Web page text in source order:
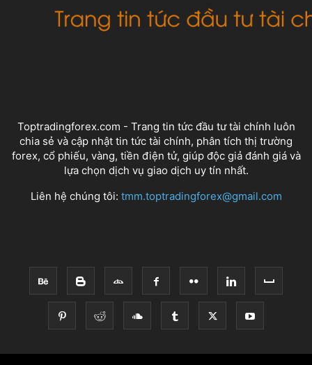
Toptradingforex.com - Trang tin tức đầu tư tài chính luôn
chia sẻ và cập nhật tin tức tài chính, phân tích thị trường
forex, cổ phiếu, vàng, tiền điện tử, giúp độc giả đánh giá và
lựa chọn dịch vụ giao dịch uy tín nhất.
Liên hệ chúng tôi: tmm.toptradingforex@gmail.com